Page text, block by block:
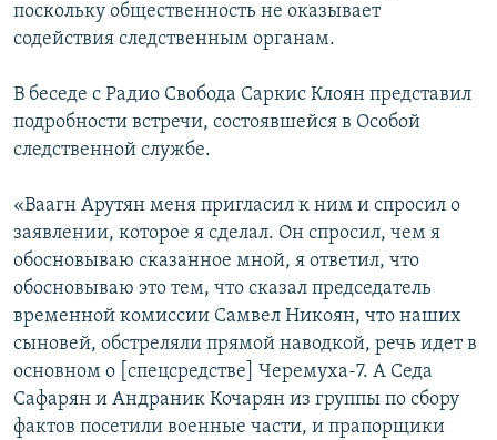
поскольку общественность не оказывает
содействия следственным органам.
В беседе с Радио Свобода Саркис Клоян представил
подробности встречи, состоявшейся в Особой
следственной службе.
«Ваагн Арутян меня пригласил к ним и спросил о
заявлении, которое я сделал. Он спросил, чем я
обосновываю сказанное мной, я ответил, что
обосновываю это тем, что сказал председатель
временной комиссии Самвел Никоян, что наших
сыновей, обстреляли прямой наводкой, речь идет в
основном о [спецсредстве] Черемуха-7. А Седа
Сафарян и Андраник Кочарян из группы по сбору
фактов посетили военные части, и прапорщики